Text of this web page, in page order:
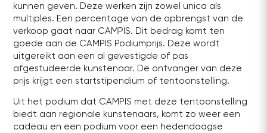
kunnen geven. Deze werken zijn zowel unica als
multiples. Een percentage van de opbrengst van de
verkoop gaat naar CAMPIS. Dit bedrag komt ten
goede aan de CAMPIS Podiumprijs. Deze wordt
uitgereikt aan een al gevestigde of pas
afgestudeerde kunstenaar. De ontvanger van deze
prijs krijgt een startstipendium of tentoonstelling.
Uit het podium dat CAMPIS met deze tentoonstelling
biedt aan regionale kunstenaars, komt zo weer een
cadeau en een podium voor een hedendaagse